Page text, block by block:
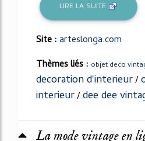
LIRE LA SUITE
Site :arteslonga.com
Thèmes liés : objet deco
decoration d'interieur/
interieur/dee dee
La mode vintage en